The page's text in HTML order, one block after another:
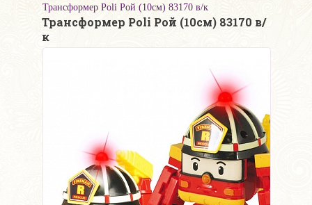
Трансформер Poli Рой (10см) 83170 в/к
Трансформер Poli Рой (10см) 83170 в/
к